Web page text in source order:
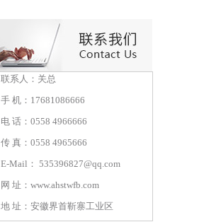
联系人：关总
手 机：17681086666
电 话：0558 4966666
传 真：0558 4965666
E-Mail： 535396827@qq.com
网 址： www.ahstwfb.com
地 址：安徽界首靳寨工业区